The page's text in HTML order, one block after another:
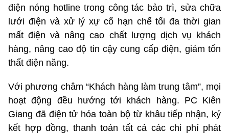
điện nóng hotline trong công tác bảo trì, sửa chữa
lưới điện và xử lý xự cố hạn chế tối đa thời gian
mất điện và nâng cao chất lượng dịch vụ khách
hàng, nâng cao độ tin cậy cung cấp điện, giảm tổn
thất điện năng.
Với phương châm “Khách hàng làm trung tâm”, mọi
hoạt động đều hướng tới khách hàng. PC Kiên
Giang đã điện tử hóa toàn bộ từ khâu tiếp nhận, ký
kết hợp đồng, thanh toán tất cả các chi phí phát